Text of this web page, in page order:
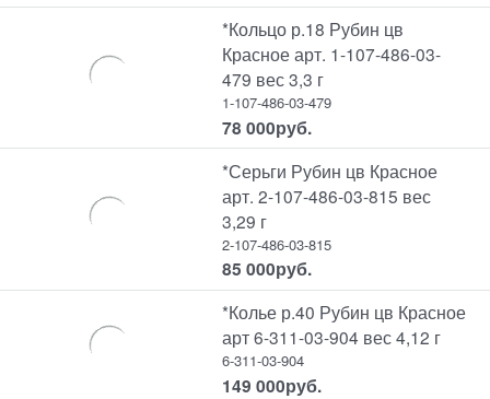
*Кольцо р.18 Рубин цв
Красное арт. 1-107-486-03-
479 вес 3,3 г
1-107-486-03-479
78 000руб.
*Серьги Рубин цв Красное
арт. 2-107-486-03-815 вес
3,29 г
2-107-486-03-815
85 000руб.
*Колье р.40 Рубин цв Красное
арт 6-311-03-904 вес 4,12 г
6-311-03-904
149 000руб.